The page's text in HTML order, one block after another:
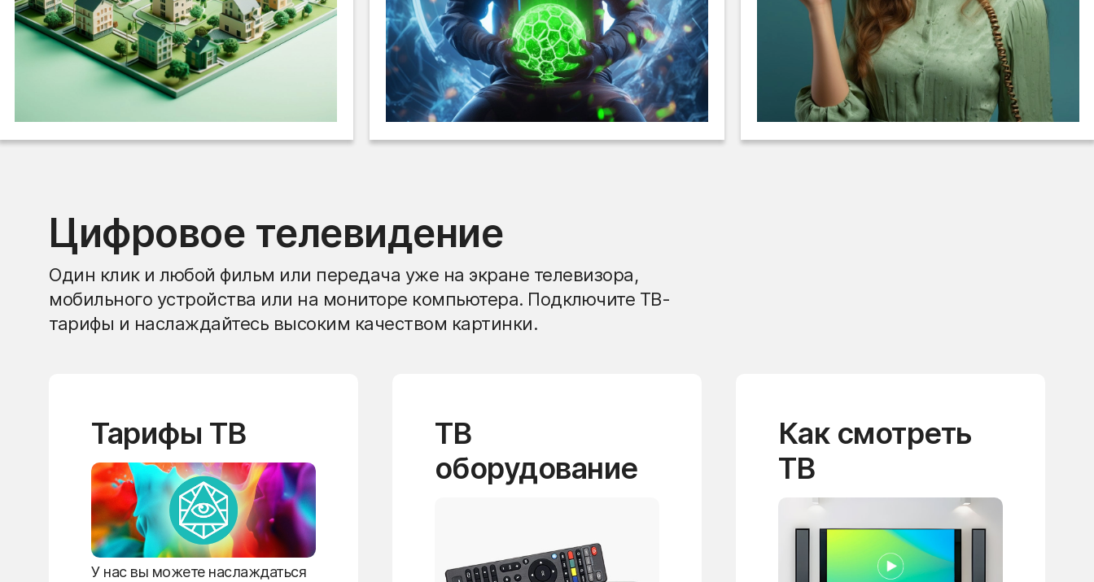
Цифровое телевидение
Один клик и любой фильм или передача уже на экране телевизора,
мобильного устройства или на мониторе компьютера. Подключите ТВ-
тарифы и наслаждайтесь высоким качеством картинки.
Тарифы ТВ
У нас вы можете наслаждаться
ТВ
оборудование
Как смотреть
ТВ